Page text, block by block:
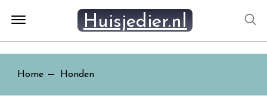
Huisjedier.nl
Home Honden